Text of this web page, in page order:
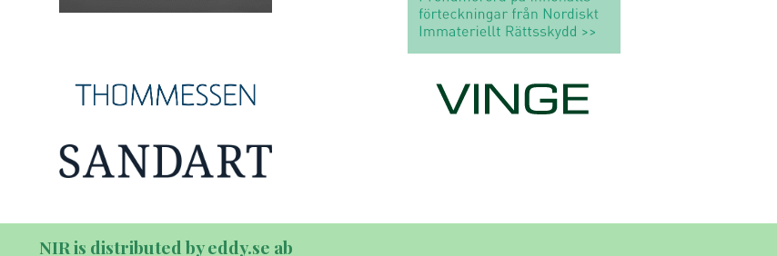
NIR is distributed by eddy.se ab